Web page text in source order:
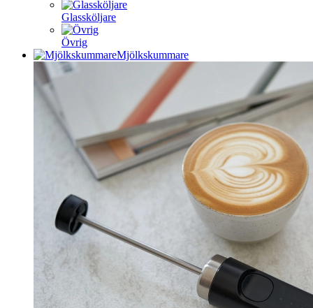
Glassköljare
Övrig
Mjölkskummare